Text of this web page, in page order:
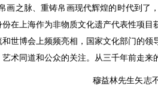
画之脉、重铸帛画现代辉煌的时代到了
在上海作为非物质文化遗产代表性项
世博会上频频亮相，国家文化部门的
术同道和公众的关注。从三千年前走来
穆益林先生矢志